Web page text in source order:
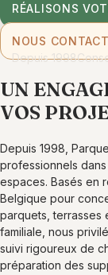
RÉALISONS
NOUS
Depuis 1998
UN
VOS
Depuis 1998,
professionnels
espaces. Basés en
Belgique pour
parquets, terrasses
familiale, nous
suivi rigoureux de
préparation des